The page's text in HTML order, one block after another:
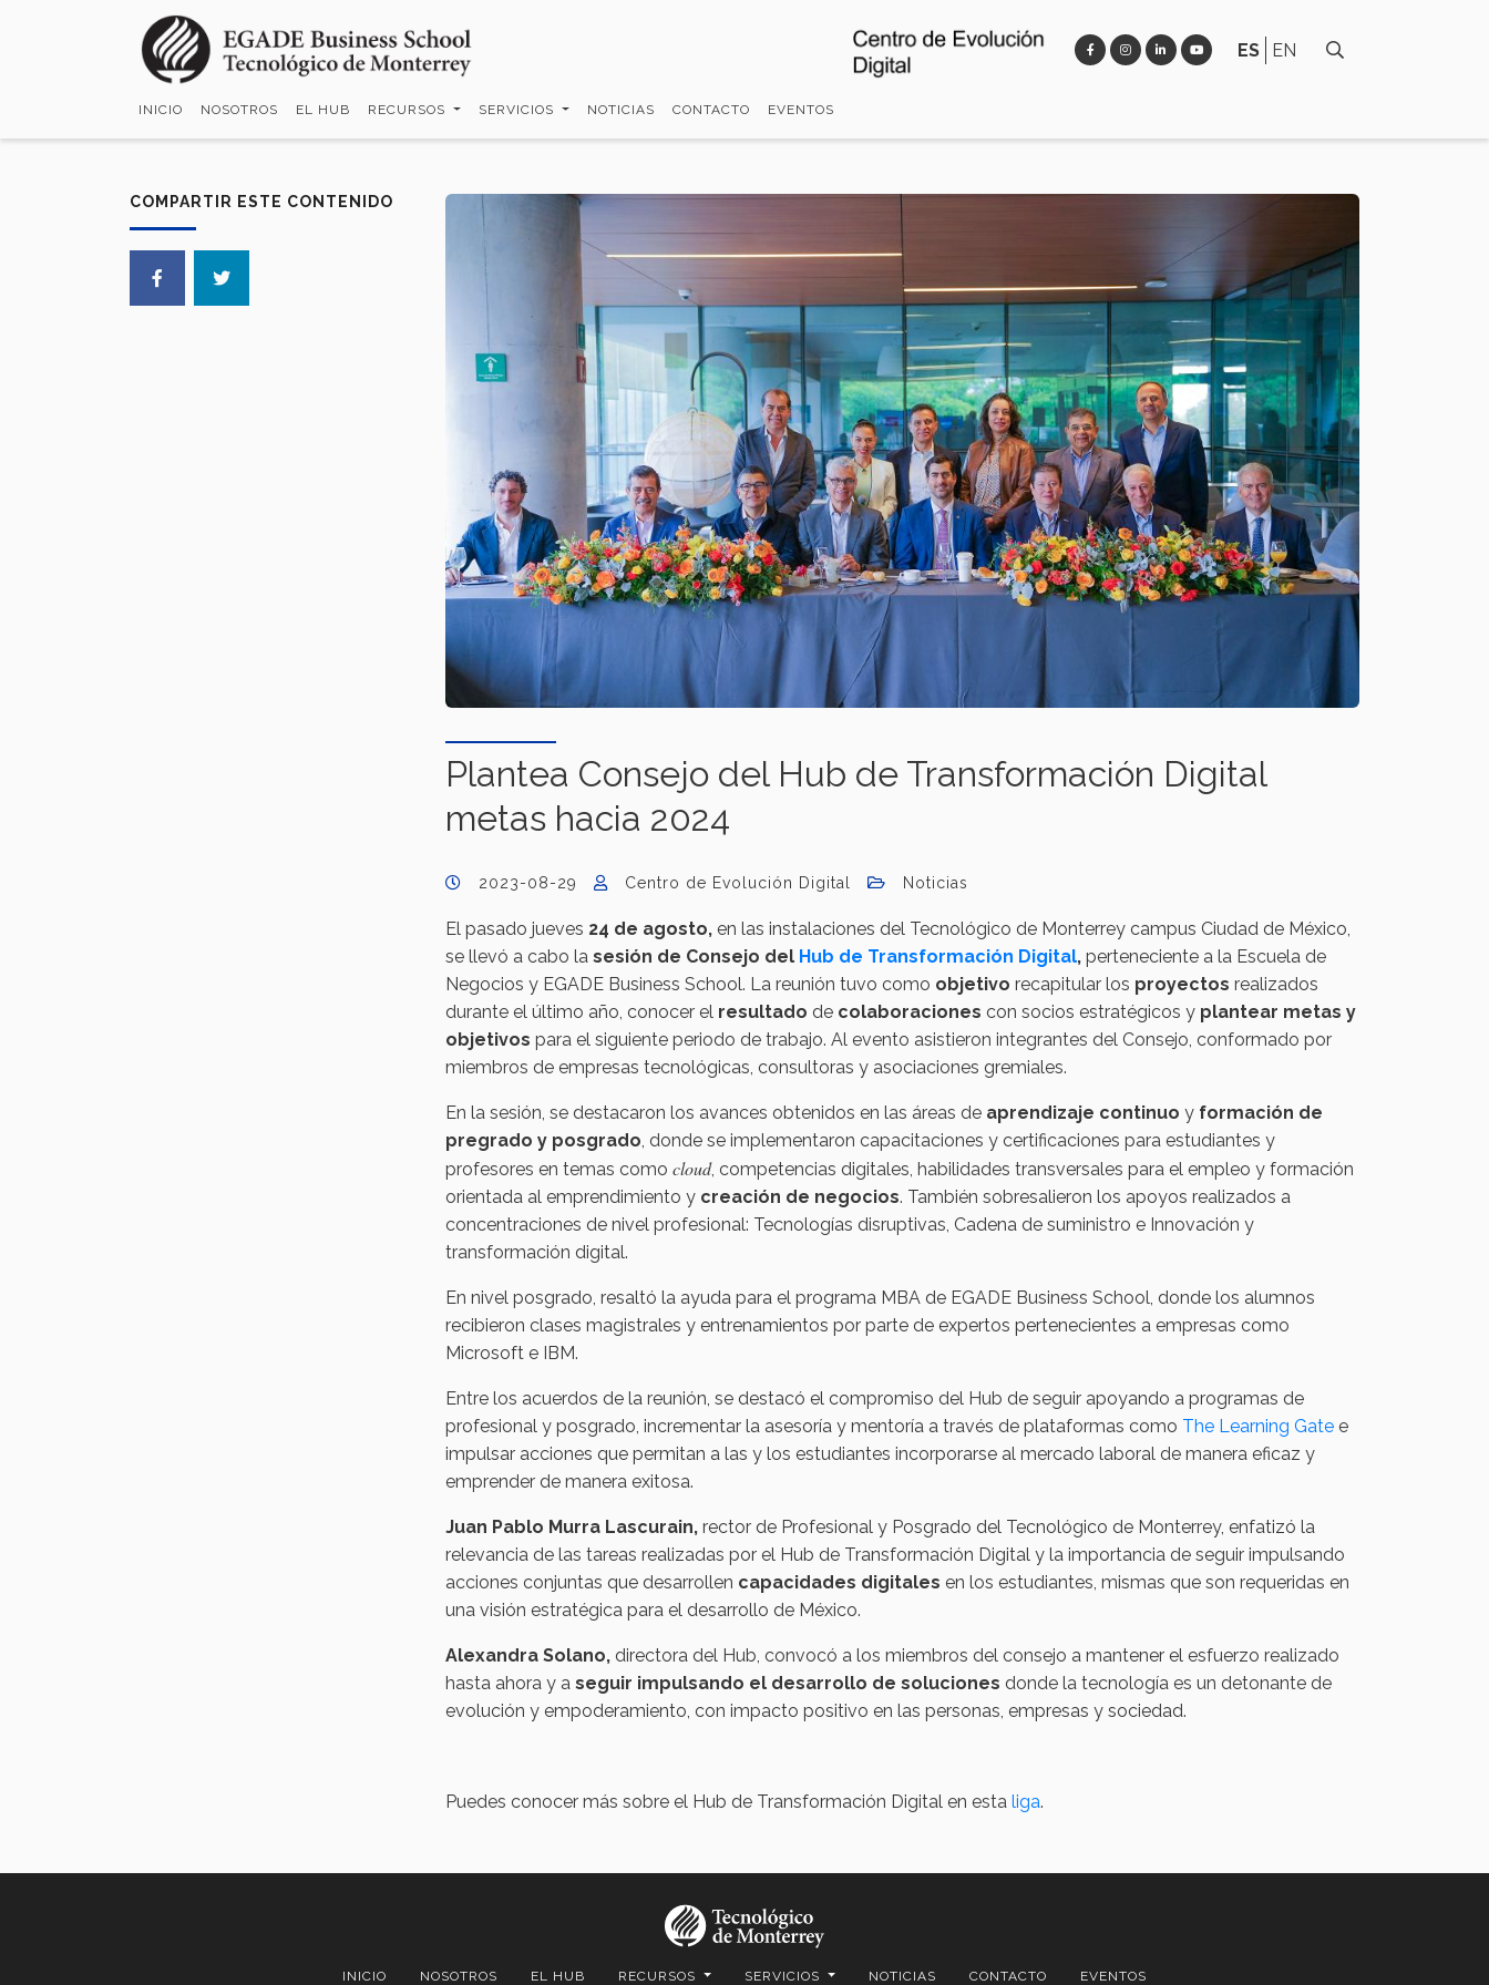
ES EN
INICIO NOSOTROS EL HUB RECURSOS SERVICIOS NOTICIAS CONTACTO EVENTOS
COMPARTIR ESTE CONTENIDO
Plantea Consejo del Hub de Transformación Digital
metas hacia 2024
2023-08-29 Centro de Evolución Digital Noticias
El pasado jueves 24 de agosto, en las instalaciones del Tecnológico de Monterrey campus Ciudad de México,
se llevó a cabo la sesión de Consejo del Hub de Transformación Digital, perteneciente a la Escuela de
Negocios y EGADE Business School. La reunión tuvo como objetivo recapitular los proyectos realizados
durante el último año, conocer el resultado de colaboraciones con socios estratégicos y plantear metas y
objetivos para el siguiente periodo de trabajo. Al evento asistieron integrantes del Consejo, conformado por
miembros de empresas tecnológicas, consultoras y asociaciones gremiales.
En la sesión, se destacaron los avances obtenidos en las áreas de aprendizaje continuo y formación de
pregrado y posgrado, donde se implementaron capacitaciones y certificaciones para estudiantes y
profesores en temas como cloud, competencias digitales, habilidades transversales para el empleo y formación
orientada al emprendimiento y creación de negocios. También sobresalieron los apoyos realizados a
concentraciones de nivel profesional: Tecnologías disruptivas, Cadena de suministro e Innovación y
transformación digital.
En nivel posgrado, resaltó la ayuda para el programa MBA de EGADE Business School, donde los alumnos
recibieron clases magistrales y entrenamientos por parte de expertos pertenecientes a empresas como
Microsoft e IBM.
Entre los acuerdos de la reunión, se destacó el compromiso del Hub de seguir apoyando a programas de
profesional y posgrado, incrementar la asesoría y mentoría a través de plataformas como The Learning Gate e
impulsar acciones que permitan a las y los estudiantes incorporarse al mercado laboral de manera eficaz y
emprender de manera exitosa.
Juan Pablo Murra Lascurain, rector de Profesional y Posgrado del Tecnológico de Monterrey, enfatizó la
relevancia de las tareas realizadas por el Hub de Transformación Digital y la importancia de seguir impulsando
acciones conjuntas que desarrollen capacidades digitales en los estudiantes, mismas que son requeridas en
una visión estratégica para el desarrollo de México.
Alexandra Solano, directora del Hub, convocó a los miembros del consejo a mantener el esfuerzo realizado
hasta ahora y a seguir impulsando el desarrollo de soluciones donde la tecnología es un detonante de
evolución y empoderamiento, con impacto positivo en las personas, empresas y sociedad.
Puedes conocer más sobre el Hub de Transformación Digital en esta liga.
INICIO NOSOTROS EL HUB RECURSOS SERVICIOS NOTICIAS CONTACTO EVENTOS